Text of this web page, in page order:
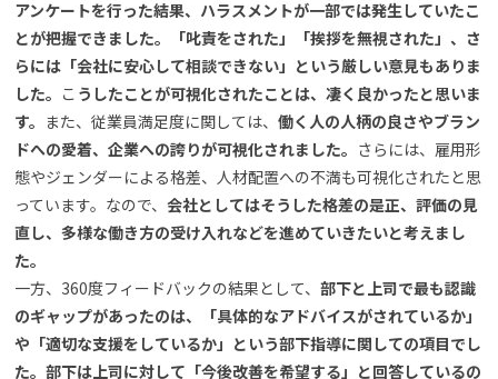
アンケートを行った結果、ハラスメントが一部では発生していたこ
とが把握できました。「叱責をされた」「挨拶を無視された」、さ
らには「会社に安心して相談できない」という厳しい意見もありま
した。 こ うしたことが可視化されたことは、凄く良かったと思いま
す。 また、従業員満足度に関しては、 働く人の人柄の良さやブラン
ドへの愛着、企業への誇りが可視化されました。 さらには、雇用形
態やジェンダーによる格差、人材配置への不満も可視化されたと思
っています。なので、 会社としてはそうした格差の是正、評価の見
直し、多様な働き方の受け入れなどを進めていきたいと考えまし
た。
一方、360度フィードバックの結果として、 部下と上司で最も認識
のギャップがあったのは、「具体的なアドバイスがされているか」
や「適切な支援をしているか」という部下指導に関しての項目でし
た。部下は上司に対して「今後改善を希望する」と回答しているの